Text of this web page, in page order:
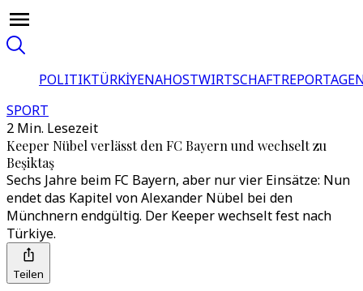
POLITIKTÜRKİYENAHOSTWIRTSCHAFT
SPORT
2 Min. Lesezeit
Keeper Nübel verlässt den FC Bayern und wechselt zu
Beşiktaş
Sechs Jahre beim FC Bayern, aber nur vier Einsätze: Nun
endet das Kapitel von Alexander Nübel bei den
Münchnern endgültig. Der Keeper wechselt fest nach
Türkiye.
Teilen